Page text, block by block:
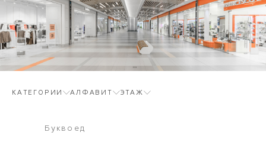
КАТЕГОРИИ АЛФАВИТ ЭТАЖ
Буквоед